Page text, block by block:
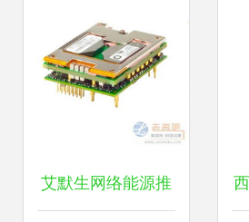
艾默生网络能源推